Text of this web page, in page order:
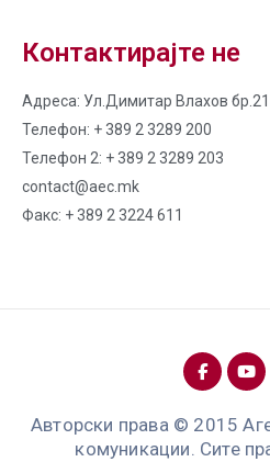
Контактирајте не
Адреса: Ул.Димитар Влахов бр.21
Телефон: + 389 2 3289 200
Телефон 2: + 389 2 3289 203
contact@aec.mk
Факс: + 389 2 3224 611
Авторски права © 2015
комуникации. Сите